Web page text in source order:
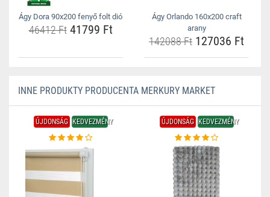
Ágy Dora 90x200 fenyő folt dió
46412 Ft41799 Ft
Ágy Orlando 160x200 craft
arany
142088 Ft 127036 Ft
INNE PRODUKTY PRODUCENTA MERKURY MARKET
ÚJDONSÁG KEDVEZMÉNY ÚJDONSÁG KEDVEZMÉNY